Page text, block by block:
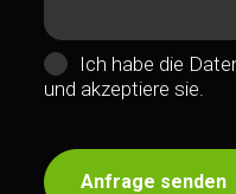
Ich habe die
und akzeptiere sie.
Anfrage senden